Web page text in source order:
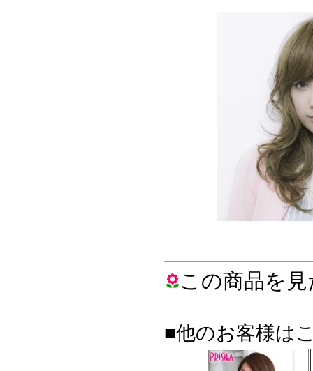
この商品を
■他のお客様は